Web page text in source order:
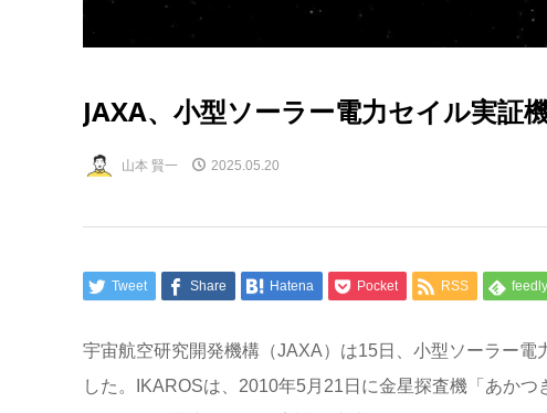
JAXA、小型ソーラー電力セイル実証
山本 賢一 2025.05.20
Tweet Share Hatena Pocket RSS feedly
宇宙航空研究開発機構（JAXA）は15日、小型ソーラー
した。IKAROSは、2010年5月21日に金星探査機「あか